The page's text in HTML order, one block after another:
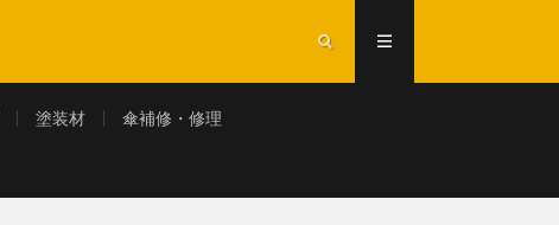
塗装材 傘補修・修理